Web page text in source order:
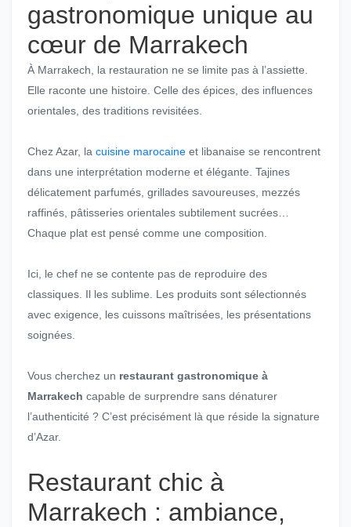
gastronomique unique au
cœur de Marrakech
À Marrakech, la restauration ne se limite pas à l’assiette.
Elle raconte une histoire. Celle des épices, des influences
orientales, des traditions revisitées.
Chez Azar, la cuisine marocaine et libanaise se rencontrent
dans une interprétation moderne et élégante. Tajines
délicatement parfumés, grillades savoureuses, mezzés
raffinés, pâtisseries orientales subtilement sucrées…
Chaque plat est pensé comme une composition.
Ici, le chef ne se contente pas de reproduire des
classiques. Il les sublime. Les produits sont sélectionnés
avec exigence, les cuissons maîtrisées, les présentations
soignées.
Vous cherchez un restaurant gastronomique à
Marrakech capable de surprendre sans dénaturer
l’authenticité ? C’est précisément là que réside la signature
d’Azar.
Restaurant chic à
Marrakech : ambiance,